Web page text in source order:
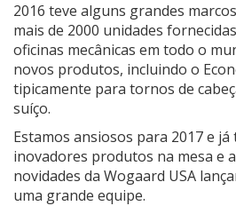
2016 teve alguns grandes
mais de 2000 unidades
oficinas mecânicas em todo o
novos produtos, incluindo o
tipicamente para tornos de
suíço.
Estamos ansiosos para 2017 e
inovadores produtos na mesa e
novidades da Wogaard USA
uma grande equipe.